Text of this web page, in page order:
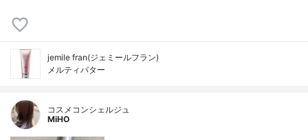
jemile fran(ジェミールフラン)
メルティバター
コスメコンシェルジュ
MiHO